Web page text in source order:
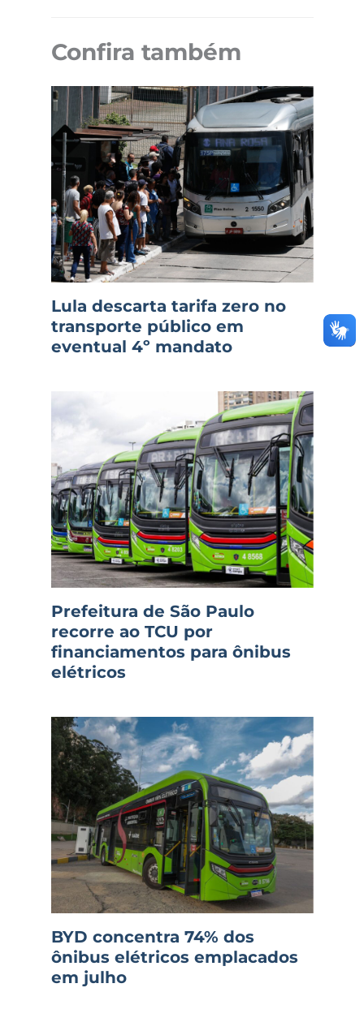
Confira também
Lula descarta tarifa zero no
transporte público em
eventual 4º mandato
Prefeitura de São Paulo
recorre ao TCU por
financiamentos para ônibus
elétricos
BYD concentra 74% dos
ônibus elétricos emplacados
em julho